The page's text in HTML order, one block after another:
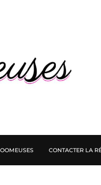
CONTACTER LA